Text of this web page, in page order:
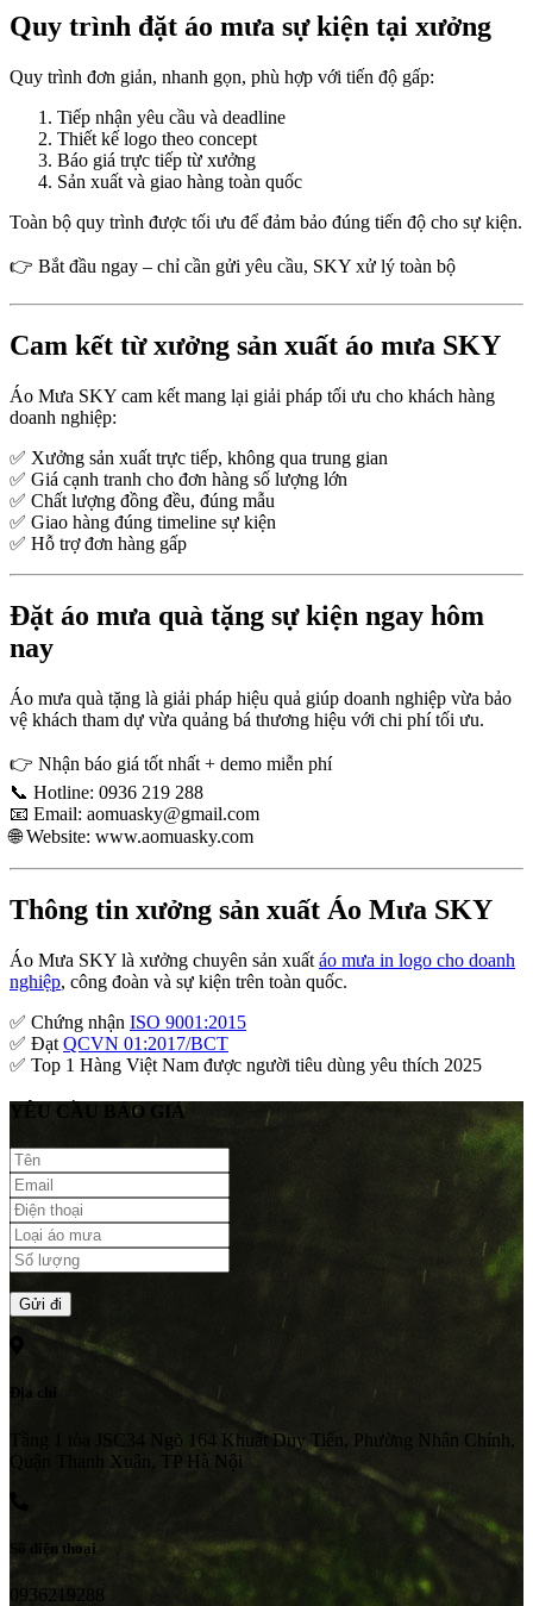
Quy trình đặt áo mưa sự kiện tại xưởng
Quy trình đơn giản, nhanh gọn, phù hợp với tiến độ gấp:
Tiếp nhận yêu cầu và deadline
Thiết kế logo theo concept
Báo giá trực tiếp từ xưởng
Sản xuất và giao hàng toàn quốc
Toàn bộ quy trình được tối ưu để đảm bảo đúng tiến độ cho sự kiện.
👉 Bắt đầu ngay – chỉ cần gửi yêu cầu, SKY xử lý toàn bộ
Cam kết từ xưởng sản xuất áo mưa SKY
Áo Mưa SKY cam kết mang lại giải pháp tối ưu cho khách hàng
doanh nghiệp:
✅ Xưởng sản xuất trực tiếp, không qua trung gian
✅ Giá cạnh tranh cho đơn hàng số lượng lớn
✅ Chất lượng đồng đều, đúng mẫu
✅ Giao hàng đúng timeline sự kiện
✅ Hỗ trợ đơn hàng gấp
Đặt áo mưa quà tặng sự kiện ngay hôm
nay
Áo mưa quà tặng là giải pháp hiệu quả giúp doanh nghiệp vừa bảo
vệ khách tham dự vừa quảng bá thương hiệu với chi phí tối ưu.
👉 Nhận báo giá tốt nhất + demo miễn phí
📞 Hotline: 0936 219 288
📧 Email: aomuasky@gmail.com
🌐 Website: www.aomuasky.com
Thông tin xưởng sản xuất Áo Mưa SKY
Áo Mưa SKY là xưởng chuyên sản xuất áo mưa in logo cho doanh
nghiệp, công đoàn và sự kiện trên toàn quốc.
✅ Chứng nhận ISO 9001:2015
✅ Đạt QCVN 01:2017/BCT
✅ Top 1 Hàng Việt Nam được người tiêu dùng yêu thích 2025
YÊU CẦU BÁO GIÁ
Địa chỉ
Tầng 1 tòa JSC34 Ngõ 164 Khuất Duy Tiến, Phường Nhân Chính,
Quận Thanh Xuân, TP Hà Nội
Số điện thoại
0936219288